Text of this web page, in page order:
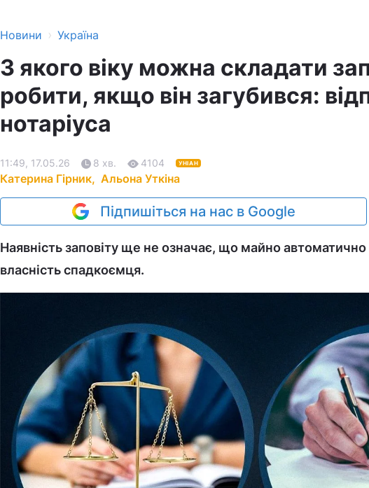
Новини › Україна
З якого віку можна складати
робити, якщо він загубився:
нотаріуса
Катерина Гірник, Альона Уткіна
11:49, 17.05.26 8 хв. 4104 УНІАН
Підпишіться на нас в Google
Наявність заповіту ще не означає, що майно
власність спадкоємця.